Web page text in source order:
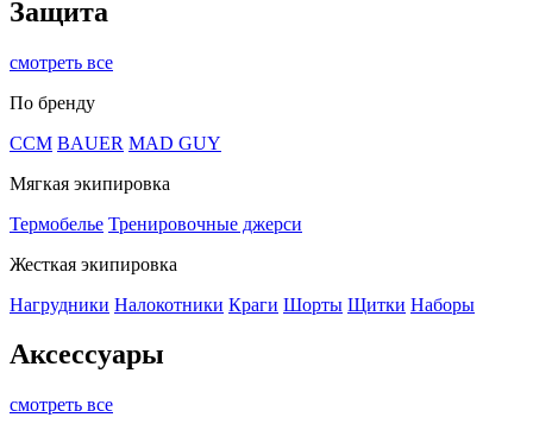
Защита
смотреть все
По бренду
CCM BAUER MAD GUY
Мягкая экипировка
Термобелье Тренировочные джерси
Жесткая экипировка
Нагрудники Налокотники Краги Шорты Щитки Наборы
Аксессуары
смотреть все